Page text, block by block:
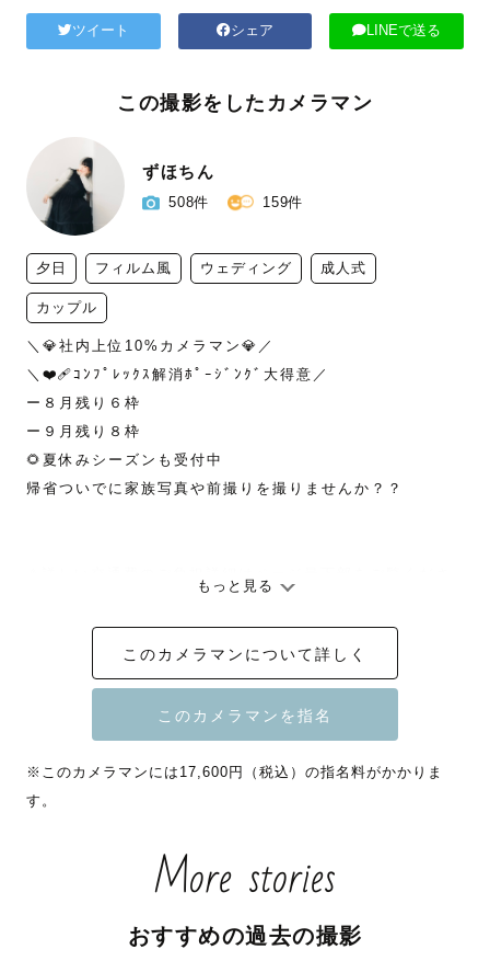
ツイート シェア LINEで送る
この撮影をしたカメラマン
ずほちん
508件 159件
夕日 フィルム風 ウェディング 成人式
カップル
＼💎社内上位10%カメラマン💎／
＼❤️‍🩹ｺﾝﾌﾟﾚｯｸｽ解消ﾎﾟｰｼﾞﾝｸﾞ大得意／
ー８月残り６枠
ー９月残り８枠
🌻夏休みシーズンも受付中
帰省ついでに家族写真や前撮りを撮りませんか？？
※交通費をご負担いただければ全国対応できます！
▷▷ﾘﾋﾟｰﾀｰ様・ｼﾝｸﾞﾙﾏｻﾞｰ・ｼﾝｸﾞﾙﾌｧｻﾞｰのゲストは指名
料/値引きいたします😌ご申告ください。
▷▷母子、父子だけのちょっとした撮影がしたい方もちょ
っぴりお安いプランをご案内可能なので、問い合わせくだ
さい。
されたゲストのみです
🎖【IPA（国際写真コンテスト)】2023wedding部門佳作受
もっと見る
このカメラマンについて詳しく
※このカメラマンには17,600円（税込）の指名料がかかりま
す。
More stories
おすすめの過去の撮影